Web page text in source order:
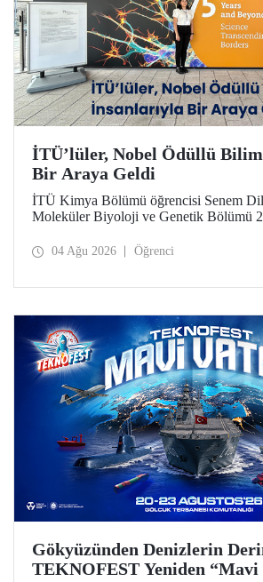
İTÜ’lüler, Nobel Ödüllü
Bir Araya Geldi
İTÜ Kimya Bölümü öğrencisi Senem
Moleküler Biyoloji ve Genetik Bölümü
Etkinliklere Katılım Desteği kapsamında
04 Ağu 2026 Öğrenci
Gökyüzünden Denizlerin
TEKNOFEST Yeniden “Mavi